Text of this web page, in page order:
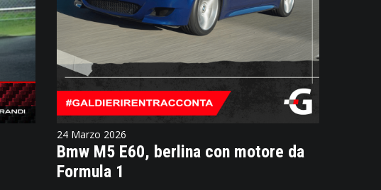
24 Marzo 2026
Bmw M5 E60, berlina con motore da
Formula 1